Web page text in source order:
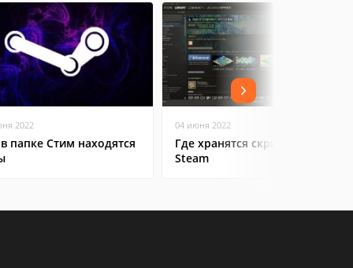
2022
папке Стим находятся
04 июня 2022
Где хранятся скриншоты в
Steam